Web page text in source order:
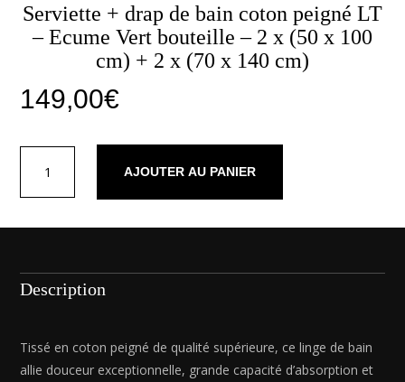
Serviette + drap de bain coton peigné LT
– Ecume Vert bouteille – 2 x (50 x 100
cm) + 2 x (70 x 140 cm)
149,00€
Serviette
bain
coton
LT
AJOUTER AU PANIER
Description
Tissé en coton peigné de qualité supérieure, ce linge de bain
allie douceur exceptionnelle, grande capacité d’absorption et